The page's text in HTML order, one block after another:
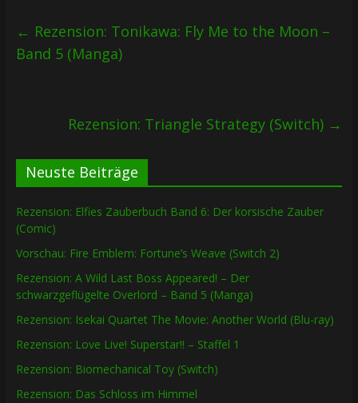
← Rezension: Tonikawa: Fly Me to the Moon –
Band 5 (Manga)
Rezension: Triangle Strategy (Switch) →
Neuste Beiträge
Rezension: Elfies Zauberbuch Band 6: Der korsische Zauber
(Comic)
Vorschau: Fire Emblem: Fortune’s Weave (Switch 2)
Rezension: A Wild Last Boss Appeared! – Der
schwarzgeflügelte Overlord – Band 5 (Manga)
Rezension: Isekai Quartet The Movie: Another World (Blu-ray)
Rezension: Love Live! Superstar!! – Staffel 1
Rezension: Biomechanical Toy (Switch)
Rezension: Das Schloss im Himmel